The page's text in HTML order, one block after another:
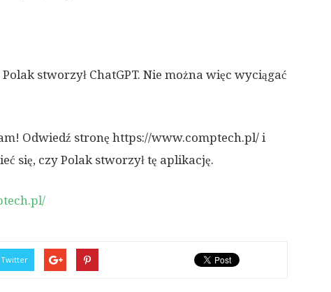
stworzył ChatGPT. Nie można więc wyciągać
Odwiedź stronę https://www.comptech.pl/ i
się, czy Polak stworzył tę aplikację.
Twitter